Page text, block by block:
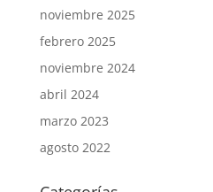
noviembre 2025
febrero 2025
noviembre 2024
abril 2024
marzo 2023
agosto 2022